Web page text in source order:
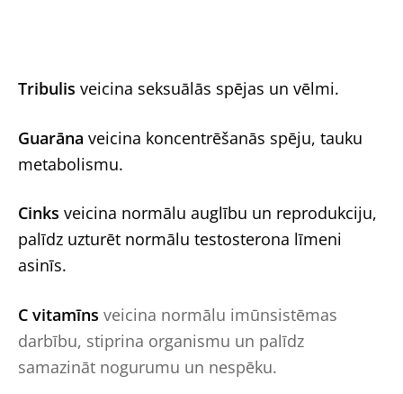
Tribulis veicina seksuālās spējas un vēlmi.
Guarāna veicina koncentrēšanās spēju, tauku
metabolismu.
Cinks veicina normālu auglību un reprodukciju,
palīdz uzturēt normālu testosterona līmeni
asinīs.
C vitamīns veicina normālu imūnsistēmas
darbību, stiprina organismu un palīdz
samazināt nogurumu un nespēku.